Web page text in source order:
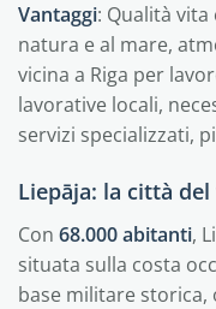
Vantaggi: Qualità
natura e al mare,
vicina a Riga per
lavorative locali,
servizi specializzati,
Liepāja: la città
Con 68.000 abitanti,
situata sulla costa
base militare storica,